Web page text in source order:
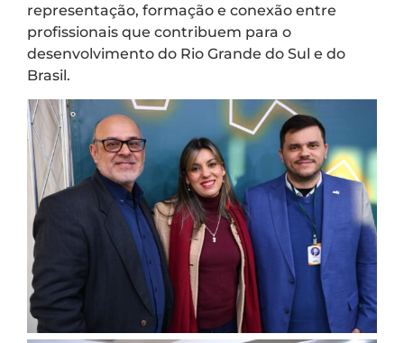
representação, formação e conexão entre
profissionais que contribuem para o
desenvolvimento do Rio Grande do Sul e do
Brasil.